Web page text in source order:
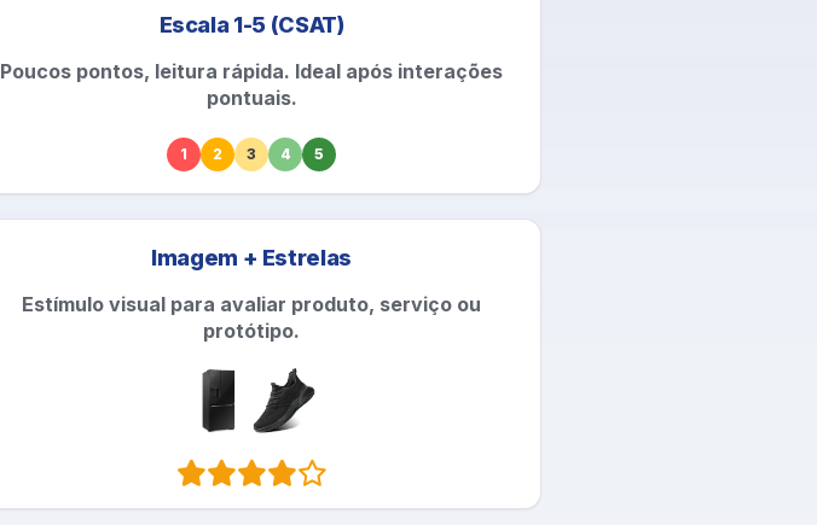
Escala 1-5 (CSAT)
Poucos pontos, leitura rápida. Ideal após interações
pontuais.
1 2 3 4 5
Imagem + Estrelas
Estímulo visual para avaliar produto, serviço ou
protótipo.